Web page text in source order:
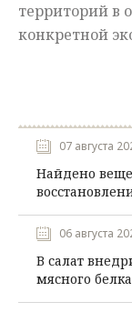
территорий в
конкретной
07 августа
Найдено
06 августа
В салат
мясного белка